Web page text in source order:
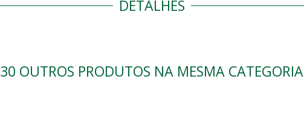
DETALHES
30 OUTROS PRODUTOS NA MESMA CATEGORIA